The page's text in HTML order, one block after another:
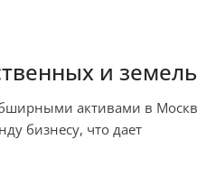
и
активами в
бизнесу, что дает